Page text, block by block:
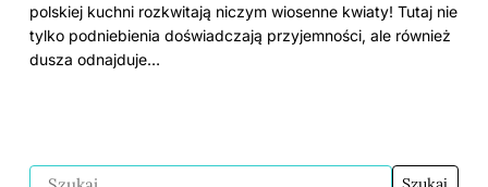
polskiej kuchni rozkwitają niczym wiosenne kwiaty! Tutaj nie
tylko podniebienia doświadczają przyjemności, ale również
dusza odnajduje…